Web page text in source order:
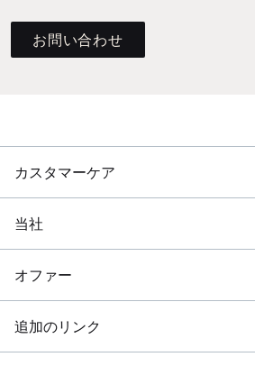
お問い合わせ
カスタマーケア
当社
オファー
追加のリンク